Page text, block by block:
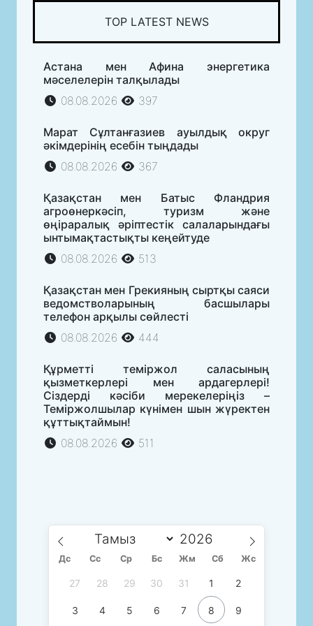
TOP LATEST NEWS
Астана мен Афина энергетика
мәселелерін талқылады
08.08.2026
397
Марат Сұлтанғазиев ауылдық округ
әкімдерінің есебін тыңдады
08.08.2026
367
Қазақстан мен Батыс Фландрия
агроөнеркәсіп, туризм және
өңіраралық әріптестік салаларындағы
ынтымақтастықты кеңейтуде
08.08.2026
513
Қазақстан мен Грекияның сыртқы саяси
ведомстволарының басшылары
телефон арқылы сөйлесті
08.08.2026
444
Құрметті теміржол саласының
қызметкерлері мен ардагерлері!
Сіздерді кәсіби мерекелеріңіз –
Теміржолшылар күнімен шын жүректен
құттықтаймын!
08.08.2026
511
Дс Сc Ср Бс Жм Сб Жс
27 28 29 30 31 1 2
3 4 5 6 7 8 9